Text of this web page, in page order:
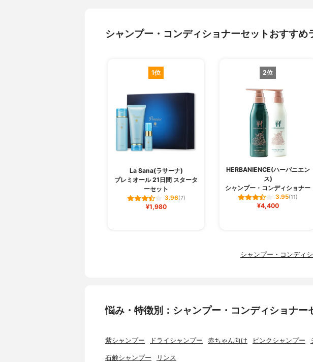
シャンプー・コンディショナーセットおすすめ
1位
La Sana(ラサーナ)
プレミオール 21日間 スタータ
ーセット
3.96(7)
¥1,980
2位
HERBANIENCE(ハーバニエン
ス)
シャンプー・コンディショナー
3.95(11)
¥4,400
シャンプー・コンディ
悩み・特徴別：シャンプー・コンディショナー
紫シャンプー ドライシャンプー 赤ちゃん向け ピンクシャンプー
石鹸シャンプー リンス